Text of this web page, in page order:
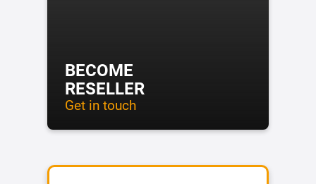
BECOME
RESELLER
Get in touch